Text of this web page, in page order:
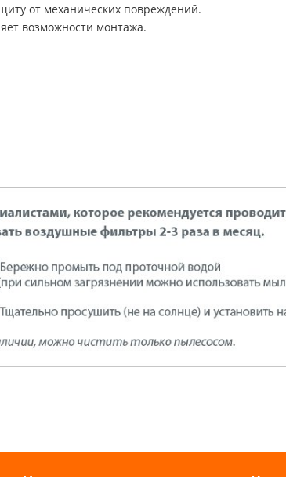
от механических повреждений.
возможности монтажа.